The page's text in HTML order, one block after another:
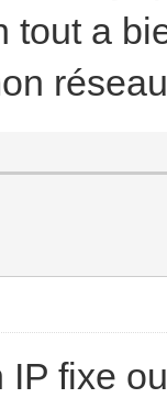
tout a
IP fixe